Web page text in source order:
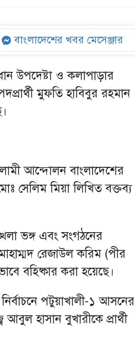
বাংলাদেশের খবর মেসেঞ্জার
উপদেষ্টা ও কলাপাড়ার
মুফতি হাবিবুর রহমান
আন্দোলন বাংলাদেশের
সেলিম মিয়া লিখিত বক্তব্য
ভঙ্গ এবং সংগঠনের
রেজাউল করিম (পীর
বহিষ্কার করা হয়েছে।
পটুয়াখালী-১ আসনের
আবুল হাসান বুখারীকে প্রার্থী